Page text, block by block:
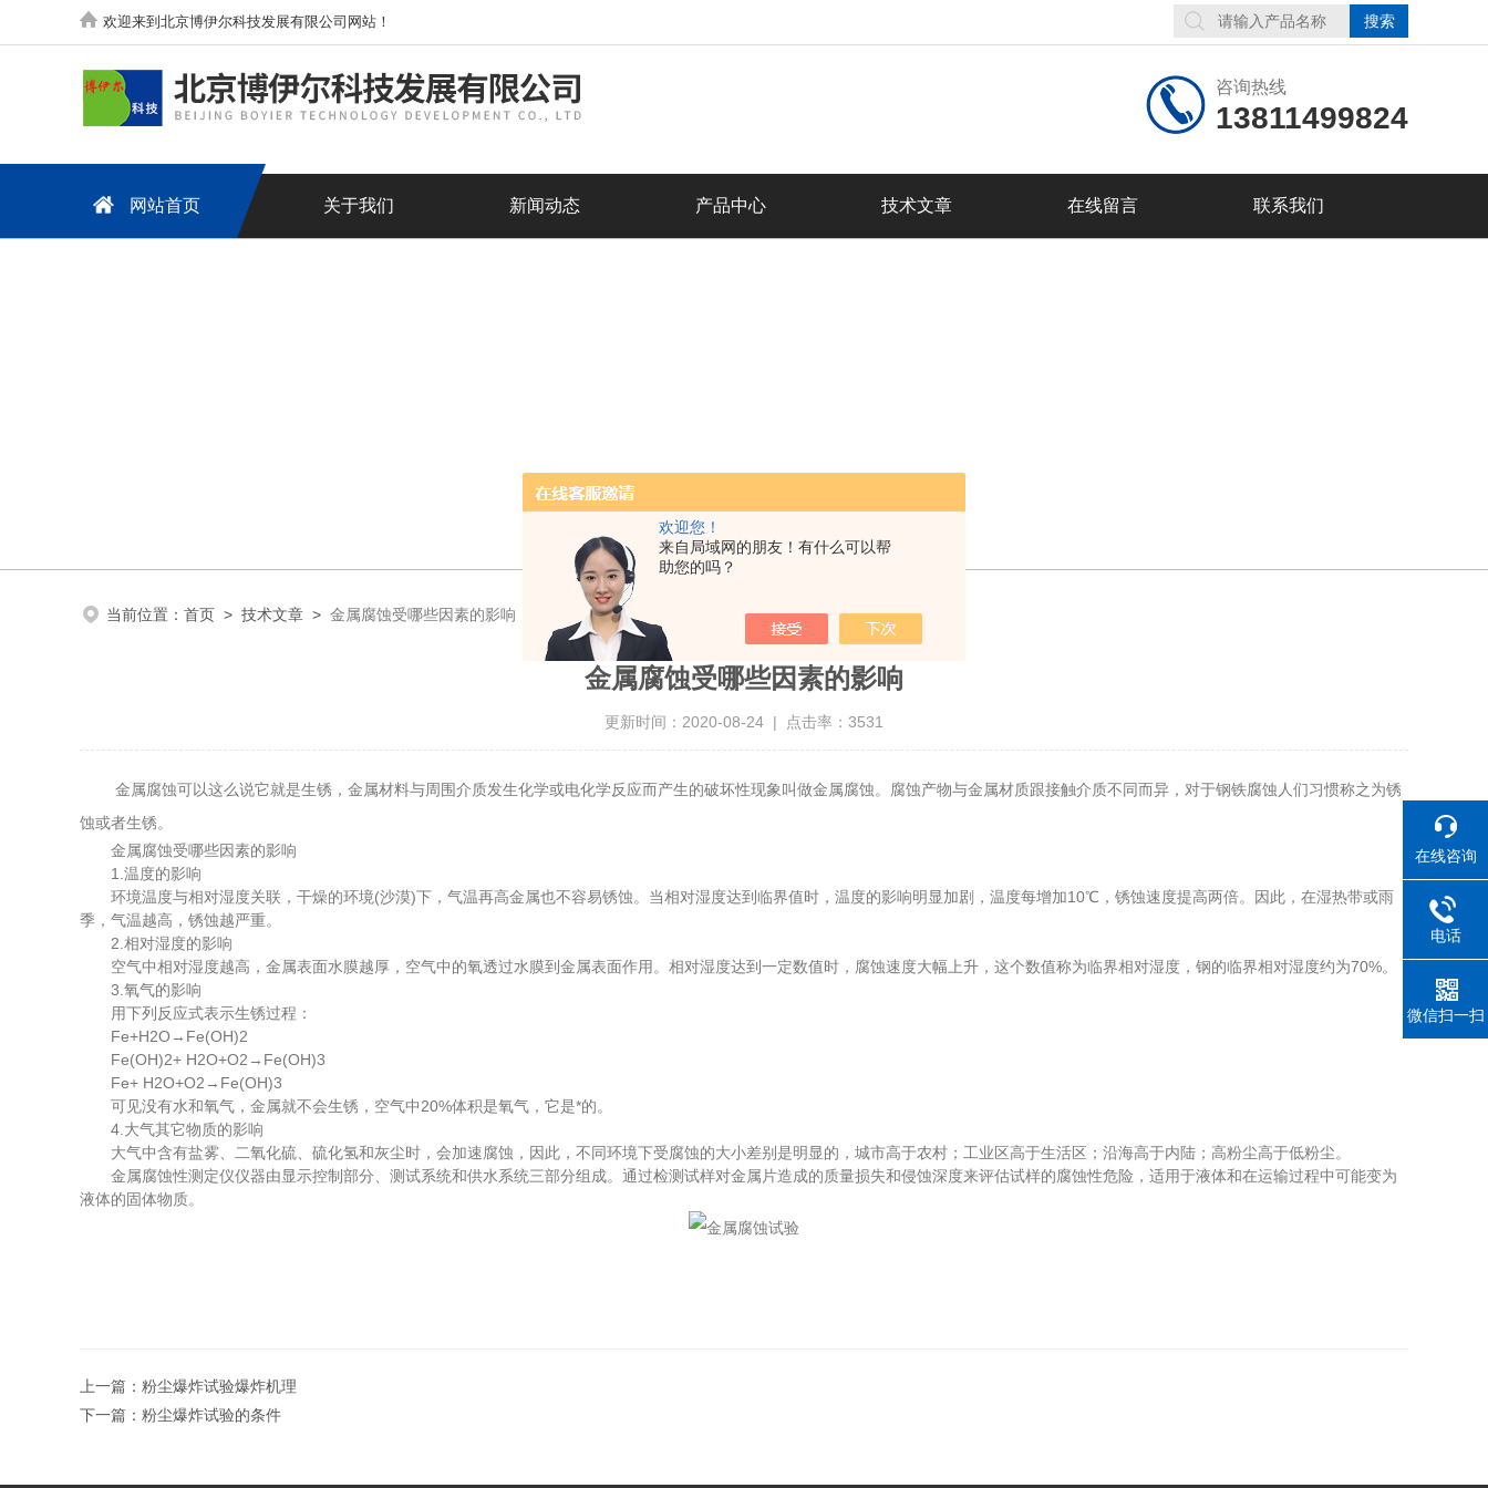
欢迎您！
来自局域网的朋友！有什么可以帮
助您的吗？
欢迎来到北京博伊尔科技发展有限公司网站！
咨询热线
13811499824
网站首页 关于我们 新闻动态 产品中心 技术文章 在线留言 联系我们
当前位置： 首页 > 技术文章 > 金属腐蚀受哪些因素的影响
金属腐蚀受哪些因素的影响
更新时间：2020-08-24 | 点击率：3531
金属腐蚀可以这么说它就是生锈，金属材料与周围介质发生化学或电化学反应而产生的破坏性现象叫做金属腐蚀。腐蚀产物与金属材质跟接触介质不同而异，对于钢铁腐蚀人们习惯称之为锈
蚀或者生锈。
金属腐蚀受哪些因素的影响
1.温度的影响
环境温度与相对湿度关联，干燥的环境(沙漠)下，气温再高金属也不容易锈蚀。当相对湿度达到临界值时，温度的影响明显加剧，温度每增加10℃，锈蚀速度提高两倍。因此，在湿热带或雨
季，气温越高，锈蚀越严重。
2.相对湿度的影响
空气中相对湿度越高，金属表面水膜越厚，空气中的氧透过水膜到金属表面作用。相对湿度达到一定数值时，腐蚀速度大幅上升，这个数值称为临界相对湿度，钢的临界相对湿度约为70%。
3.氧气的影响
用下列反应式表示生锈过程：
Fe+H2O→Fe(OH)2
Fe(OH)2+ H2O+O2→Fe(OH)3
Fe+ H2O+O2→Fe(OH)3
可见没有水和氧气，金属就不会生锈，空气中20%体积是氧气，它是*的。
4.大气其它物质的影响
大气中含有盐雾、二氧化硫、硫化氢和灰尘时，会加速腐蚀，因此，不同环境下受腐蚀的大小差别是明显的，城市高于农村；工业区高于生活区；沿海高于内陆；高粉尘高于低粉尘。
金属腐蚀性测定仪仪器由显示控制部分、测试系统和供水系统三部分组成。通过检测试样对金属片造成的质量损失和侵蚀深度来评估试样的腐蚀性危险，适用于液体和在运输过程中可能变为
液体的固体物质。
上一篇： 粉尘爆炸试验爆炸机理
下一篇： 粉尘爆炸试验的条件
在线咨询
电话
微信扫一扫